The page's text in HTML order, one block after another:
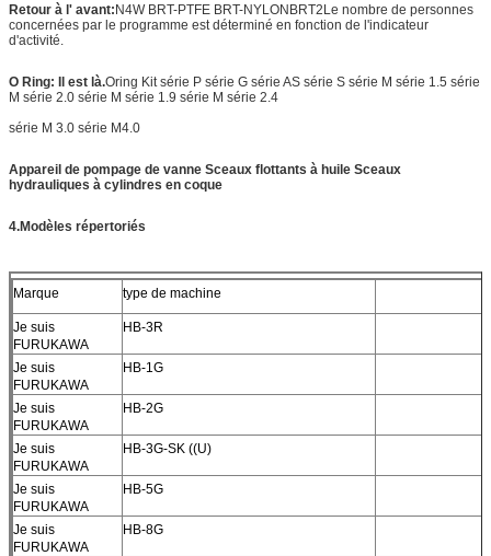
Retour à l' avant:N4W BRT-PTFE BRT-NYLONBRT2Le nombre de personnes
concernées par le programme est déterminé en fonction de l'indicateur
d'activité.
O Ring: Il est là.Oring Kit série P série G série AS série S série M série 1.5 série
M série 2.0 série M série 1.9 série M série 2.4
série M 3.0 série M4.0
Appareil de pompage de vanne Sceaux flottants à huile Sceaux
hydrauliques à cylindres en coque
4.Modèles répertoriés
Marque type de machine
Je suis
FURUKAWA
HB-3R
Je suis
FURUKAWA
HB-1G
Je suis
FURUKAWA
HB-2G
Je suis
FURUKAWA
HB-3G-SK ((U)
Je suis
FURUKAWA
HB-5G
Je suis
FURUKAWA
HB-8G